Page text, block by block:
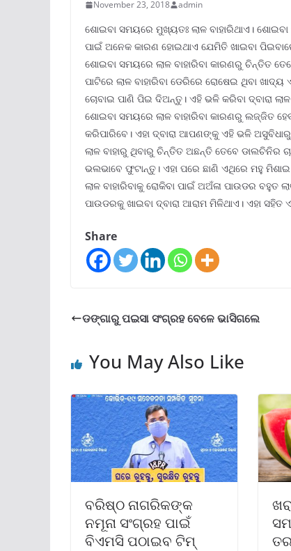
November 23, 2018 admin
ଶୋଇବା ସମୟରେ ମୁଖ୍ୟତଃ ଲାଳ ବାହାରିଥାଏ।
ପାଇଁ ଅନେକ କାରଣ ହୋଇଥାଏ ଯେମିତି ଖାଇବା
ଶୋଇବା ସମୟରେ ଲାଳ ବାହାରିବା କାରଣରୁ ଚିନ୍ତିତ
ପାଟିରେ ଲାଳ ବାହାରିବା ଡେରିରେ ରୋଷେଇ ଥିବା
ଚୋବାଇ ପାଣି ପିଇ ଦିଅନ୍ତୁ। ଏହି ଭଳି କରିବା ଦ୍ବାରା
ଶୋଇବା ସମୟରେ ଲାଳ ବାହାରିବା କାରଣରୁ ଲଜ୍ଜିତ
କରିପାରିବେ। ଏହା ଦ୍ବାରା ଆପଣଙ୍କୁ ଏହି ଭଳି
ଲାଳ ବାହାରୁ ଥିବାରୁ ଚିନ୍ତିତ ଅଛନ୍ତି ତେବେ ଡାଲଚିନିର
ଭଲଭାବେ ଫୁଟାନ୍ତୁ। ଏହା ପରେ ଛାଣି ଏଥିରେ ମହୁ
ଲାଳ ବାହାରିବାକୁ ରୋକିବା ପାଇଁ ଅଅଁଳା ପାଉଡର
ପାଉଡରକୁ ଖାଇବା ଦ୍ବାରା ଆରାମ ମିଳିଥାଏ। ଏହା
Share
ଡଙ୍ଗାରୁ ପଇସା ସଂଗ୍ରହ ବେଳେ ଭାସିଗଲେ
You May Also Like
ବରିଷ୍ଠ ନାଗରିକଙ୍କ
ନମୂନା ସଂଗ୍ରହ ପାଇଁ
ବିଏମସି ପଠାଇବ ଟିମ୍